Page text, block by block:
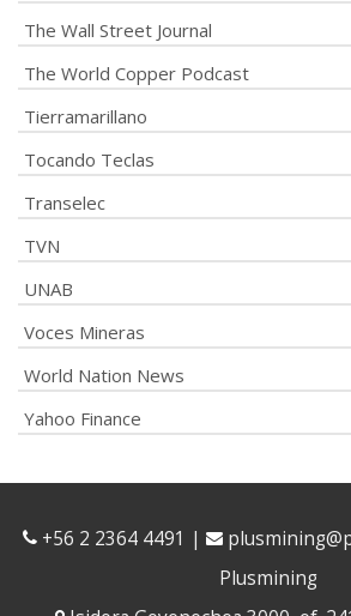
The Wall Street Journal
The World Copper Podcast
Tierramarillano
Tocando Teclas
Transelec
TVN
UNAB
Voces Mineras
World Nation News
Yahoo Finance
+56 2 2364 4491 |
Plusmining